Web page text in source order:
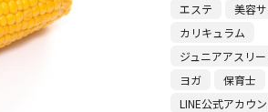
エステ
美容
カリキュラム
ジュニアアスリー
ヨガ
保育士
LINE公式アカウ